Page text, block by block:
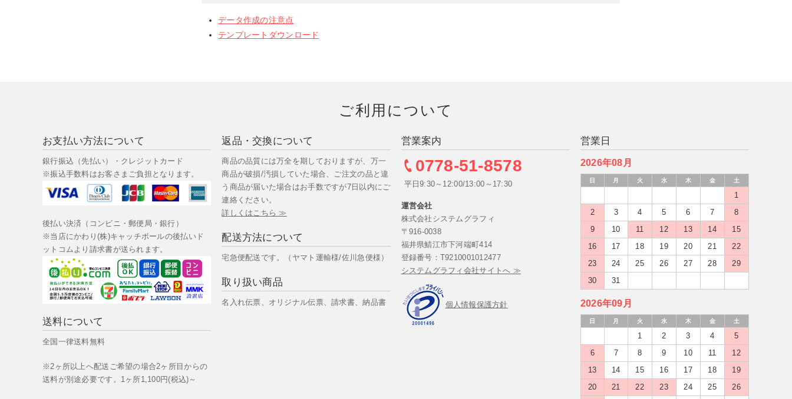
データ作成の注意点
テンプレートダウンロード
ご利用について
お支払い方法について
銀行振込（先払い）・クレジットカード
※振込手数料はお客さまご負担となります。
後払い決済（コンビニ・郵便局・銀行）
※当店にかわり(株)キャッチボールの後払いド
ットコムより請求書が送られます。
送料について
全国一律送料無料
※2ヶ所以上へ配送ご希望の場合2ヶ所目からの
送料が別途必要です。1ヶ所1,100円(税込)～
返品・交換について
商品の品質には万全を期しておりますが、万一
商品が破損/汚損していた場合、ご注文の品と違
う商品が届いた場合はお手数ですが7日以内にご
連絡ください。
詳しくはこちら ≫
配送方法について
宅急便配送です。（ヤマト運輸様/佐川急便様）
取り扱い商品
名入れ伝票、オリジナル伝票、請求書、納品書
営業案内
0778-51-8578
平日9:30～12:00/13:00～17:30
運営会社
株式会社システムグラフィ
〒916-0038
福井県鯖江市下河端町414
登録番号：T9210001012477
システムグラフィ会社サイトへ ≫
個人情報保護方針
営業日
2026年08月
日 月 火 水 木 金 土
1
2
3 4 5 6 7
8
9
10 11 12 13 14
15
16
17 18 19 20 21
22
23
24 25 26 27 28
29
30
31
2026年09月
日 月 火 水 木 金 土
1 2 3 4
5
6
7 8 9 10 11
12
13
14 15 16 17 18
19
20
21 22 23 24 25 26